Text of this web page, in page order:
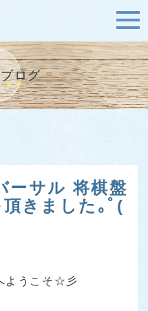
ログ
ーサル 将棋盤
きました｡ﾟ(
ようこそ☆彡